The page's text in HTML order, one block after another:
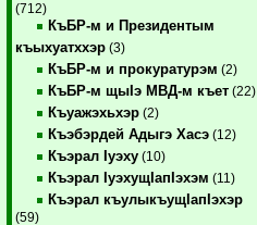
(712)
КъБР-м и Президентым
къыхуатххэр (3)
КъБР-м и прокуратурэм (2)
КъБР-м щыIэ МВД-м къет (22)
Къуажэхьхэр (2)
Къэбэрдей Адыгэ Хасэ (12)
Къэрал Iуэху (10)
Къэрал IуэхущIапIэхэм (11)
Къэрал къулыкъущIапIэхэр
(59)